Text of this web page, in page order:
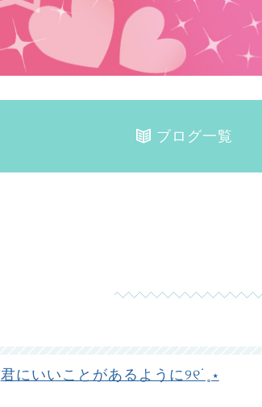
ブログ一覧
君にいいことがあるように୨୧˙˳⋆